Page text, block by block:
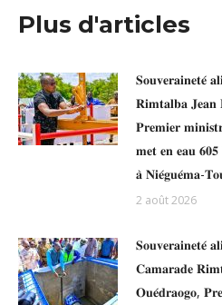
Plus d'articles
𝐒𝐨𝐮𝐯𝐞𝐫𝐚𝐢𝐧𝐞𝐭𝐞́
𝐑𝐢𝐦𝐭𝐚𝐥𝐛𝐚
𝐏𝐫𝐞𝐦𝐢𝐞𝐫
𝐦𝐞𝐭 𝐞𝐧 𝐞𝐚𝐮 𝟔𝟎𝟓
𝐚̀ 𝐍𝐢𝐞́𝐠𝐮𝐞́𝐦𝐚-
2 août 2026
𝐒𝐨𝐮𝐯𝐞𝐫𝐚𝐢𝐧𝐞𝐭𝐞́
𝐂𝐚𝐦𝐚𝐫𝐚𝐝𝐞
𝐎𝐮𝐞́𝐝𝐫𝐚𝐨𝐠𝐨,